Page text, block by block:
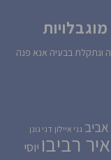
ונתקלת בבעיה אנא פנה
אביב גני איילון דני גונן
רביבו יוסי